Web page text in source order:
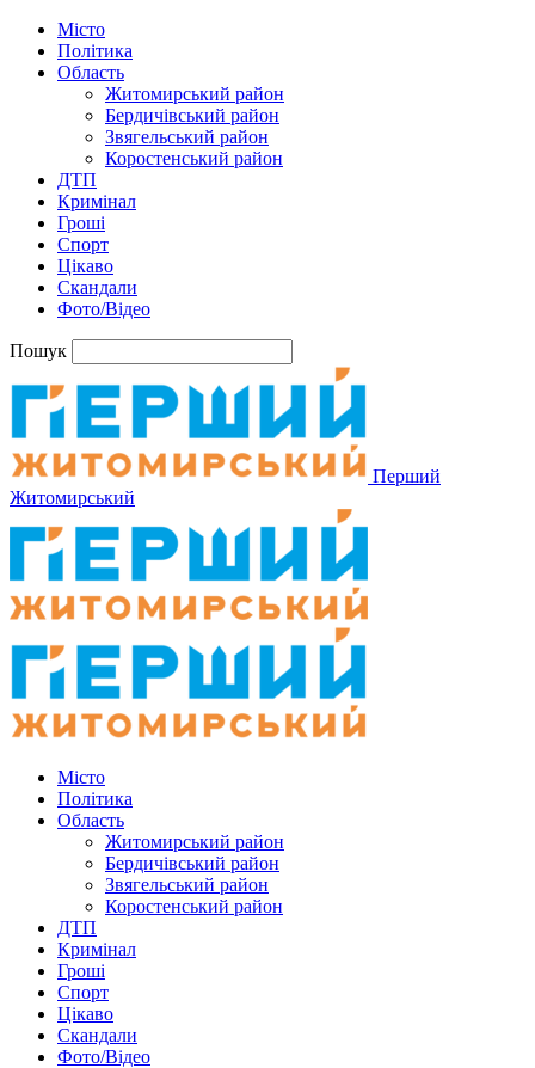
Місто
Політика
Область
Житомирський район
Бердичівський район
Звягельський район
Коростенський район
ДТП
Кримінал
Гроші
Спорт
Цікаво
Скандали
Фото/Відео
Пошук
Перший
Житомирський
Місто
Політика
Область
Житомирський район
Бердичівський район
Звягельський район
Коростенський район
ДТП
Кримінал
Гроші
Спорт
Цікаво
Скандали
Фото/Відео